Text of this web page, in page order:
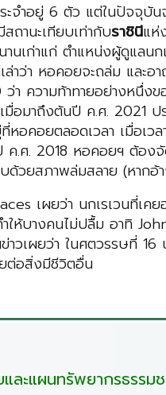
จำอยู่ 6 ตัว แต่ในปัจจุบัน
ถานะเทียบเท่ากับราชินีแห่
านเก่าแก่ ตำแหน่งผู้ดูแล
ล่าว่า หอคอยจะถล่ม แล
ความท้าทายอย่างหนึ่งข
มื่อมาถึงต้นปี ค.ศ. 2021
หอคอยตลอดเวลา เมื่อเ
.ศ. 2018 หอคอยฯ ต้อง
วยสภาพล่มสลาย (หากอ้
เผยว่า นกเรเวนที่เ
ให้บางคนไม่ปลื้ม อาทิ
ข่าวเผยว่า ในศตวรรษที่
ต่อสิ่งมีชีวิตอื่น
ละแผนทรัพยากรธรรม